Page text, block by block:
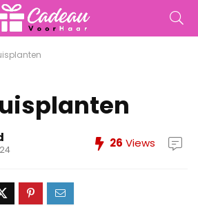
26 Views